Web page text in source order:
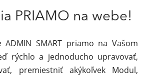
PRIAMO na webe!
ADMIN SMART priamo na Vašom
rýchlo a jednoducho upravovať,
premiestniť akýkoľvek Modul,